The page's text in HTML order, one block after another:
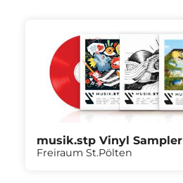
musik.stp Vinyl Sampler
Freiraum St.Pölten